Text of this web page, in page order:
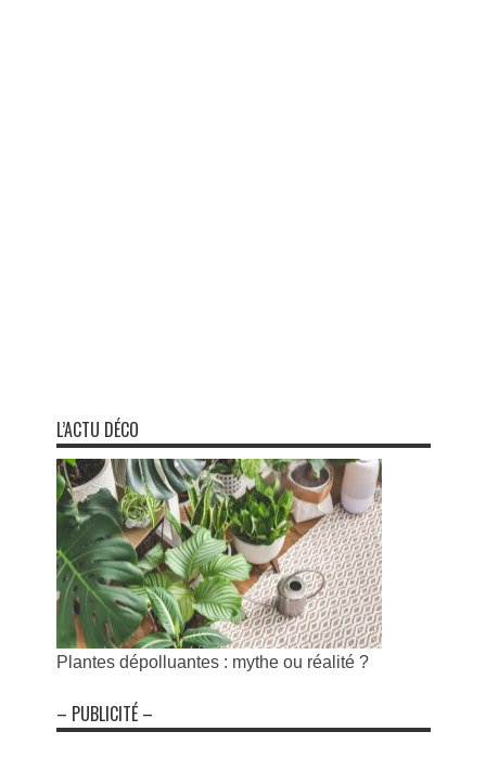
L’ACTU DÉCO
Plantes dépolluantes : mythe ou réalité ?
– PUBLICITÉ –